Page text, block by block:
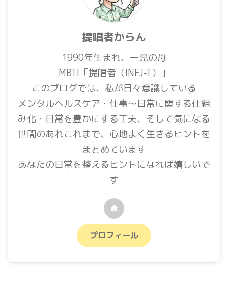
提唱者からん
1990年生まれ、一児の母
MBTI「提唱者（INFJ-T）」
このブログでは、私が日々意識している
メンタルヘルスケア・仕事〜日常に関する仕組
み化・日常を豊かにする工夫、そして気になる
世間のあれこれまで、心地よく生きるヒントを
まとめています
あなたの日常を整えるヒントになれば嬉しいで
す
プロフィール